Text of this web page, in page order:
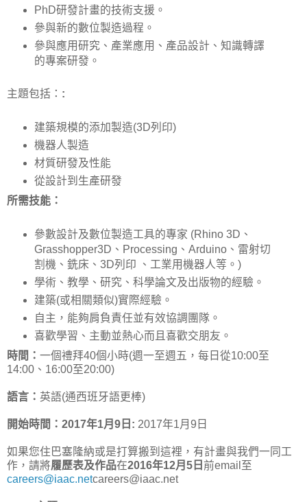
PhD研發計畫的技術支援。
參與新的數位製造過程。
參與應用研究、產業應用、產品設計、知識轉譯
的專案研發。
主題包括： :
建築規模的添加製造(3D列印)
機器人製造
材質研發及性能
從設計到生產研發
所需技能：
參數設計及數位製造工具的專家 (Rhino 3D、
Grasshopper3D、Processing、Arduino、雷射切
割機、銑床、3D列印 、工業用機器人等。)
學術、教學、研究、科學論文及出版物的經驗。
建築(或相關類似)實際經驗。
自主，能夠肩負責任並有效協調團隊。
喜歡學習、主動並熱心而且喜歡交朋友。
時間： 一個禮拜40個小時(週一至週五，每日從10:00至
14:00、16:00至20:00)
語言： 英語(通西班牙語更棒)
開始時間：2017年1月9日: 2017年1月9日
如果您住巴塞隆納或是打算搬到這裡，有計畫與我們一同工
作，請將履歷表及作品在2016年12月5日 前email至
careers@iaac.netcareers@iaac.net